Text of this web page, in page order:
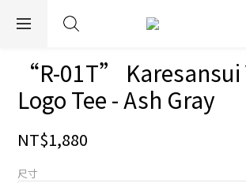
EXPRESS WORLDWIDE SHIPPING
“R-01T” Karesansui
Logo Tee - Ash Gray
NT$1,880
尺寸